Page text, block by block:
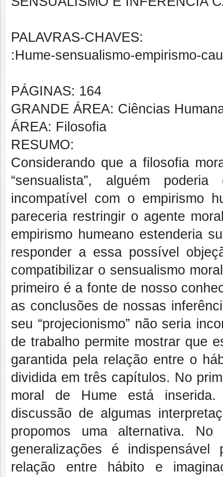
PALAVRAS-CHAVES:
:Hume-sensualismo-empirismo-
PÁGINAS: 164
GRANDE ÁREA: Ciências
ÁREA: Filosofia
RESUMO:
Considerando que a filosofia
“sensualista”, alguém
incompatível com o empirismo
pareceria restringir o agente
empirismo humeano estenderia
responder a essa possível
compatibilizar o sensualismo
primeiro é a fonte de nosso
as conclusões de nossas
seu “projecionismo” não seria
de trabalho permite mostrar que
garantida pela relação entre o
dividida em três capítulos. No
moral de Hume está inserida.
discussão de algumas
propomos uma alternativa.
generalizações é
relação entre hábito e